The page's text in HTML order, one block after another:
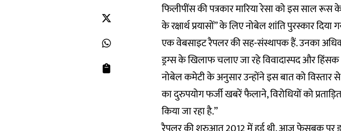
फिलीपींस की पत्रकार मारिया रेसा को इस साल रूस के
के रक्षार्थ प्रयासों” के लिए नोबेल शांति पुरस्कार दिया
एक वेबसाइट रैपलर की सह-संस्थापक हैं. उनका अधिकांश
ड्रग्स के खिलाफ चलाए जा रहे विवादास्पद और हिंसक
नोबेल कमेटी के अनुसार उन्होंने इस बात को विस्तार
का दुरुपयोग फर्जी खबरें फैलाने, विरोधियों को
किया जा रहा है.”